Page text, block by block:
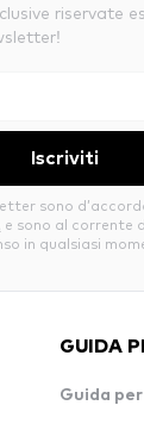
riservate
Iscriviti
sono
e sono al corrente
in qualsiasi
GUIDA
Guida